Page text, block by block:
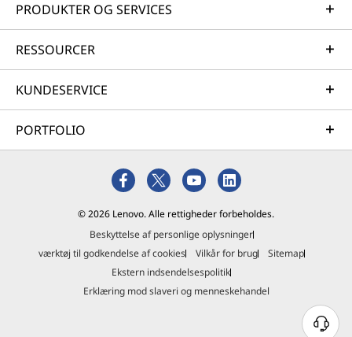
PRODUKTER OG SERVICES
RESSOURCER
KUNDESERVICE
PORTFOLIO
© 2026 Lenovo. Alle rettigheder forbeholdes.
Beskyttelse af personlige oplysninger
værktøj til godkendelse af cookies
Vilkår for brug
Sitemap
Ekstern indsendelsespolitik
Erklæring mod slaveri og menneskehandel